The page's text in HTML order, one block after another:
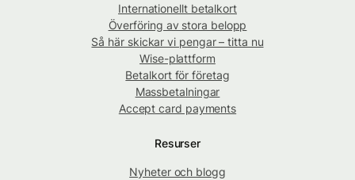
Internationellt betalkort
Överföring av stora belopp
Så här skickar vi pengar – titta nu
Wise-plattform
Betalkort för företag
Massbetalningar
Accept card payments
Resurser
Nyheter och blogg